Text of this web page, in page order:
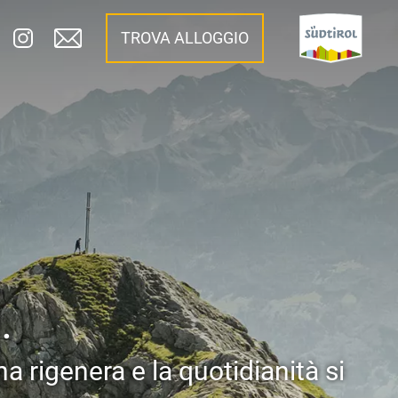
TROVA ALLOGGIO
rigenera e la quotidianità si